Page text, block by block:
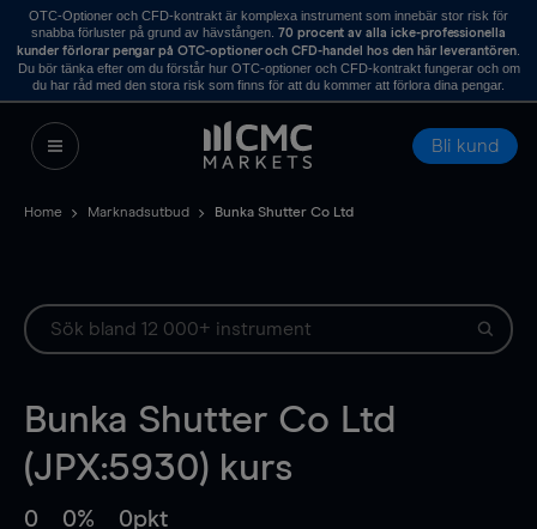
OTC-Optioner och CFD-kontrakt är komplexa instrument som innebär stor risk för
snabba förluster på grund av hävstången. 70 procent av alla icke-professionella
kunder förlorar pengar på OTC-optioner och CFD-handel hos den här leverantören.
Du bör tänka efter om du förstår hur OTC-optioner och CFD-kontrakt fungerar och om
du har råd med den stora risk som finns för att du kommer att förlora dina pengar.
Bli kund
Home Marknadsutbud Bunka Shutter Co Ltd
Bunka Shutter Co Ltd
(JPX:5930) kurs
0 0% 0pkt